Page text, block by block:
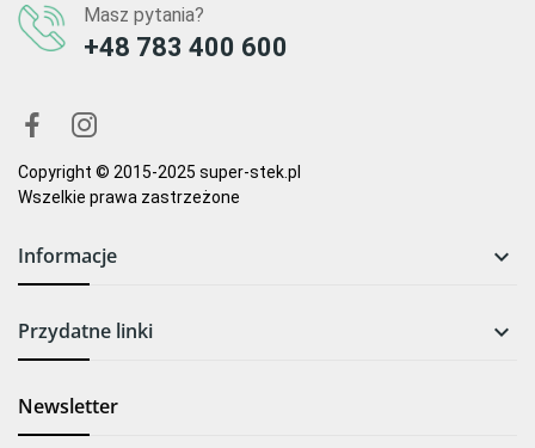
Masz pytania?
+48 783 400 600
Copyright © 2015-2025 super-stek.pl
Wszelkie prawa zastrzeżone
Informacje 
Przydatne linki 
Newsletter